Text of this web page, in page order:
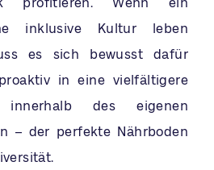
profitieren. Wenn ein
inklusive Kultur leben
es sich bewusst dafür
in eine vielfältigere
innerhalb des eigenen
– der perfekte Nährboden